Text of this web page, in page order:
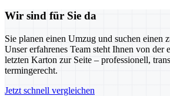
Wir sind für Sie da
Sie planen einen Umzug und suchen einen
Unser erfahrenes Team steht Ihnen von der
letzten Karton zur Seite – professionell,
termingerecht.
Jetzt schnell vergleichen